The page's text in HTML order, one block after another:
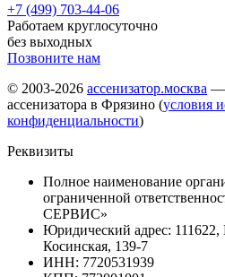
+7 (499) 703-44-06
Работаем круглосуточно
без выходных
Позвоните нам
© 2003-2026 ассенизатор.москва —
ассенизатора в Фрязино (условия
конфиденциальности)
Реквизиты
Полное наименование
ограниченной
СЕРВИС»
Юридический адрес:
Косинская, 139-7
ИНН: 7720531939